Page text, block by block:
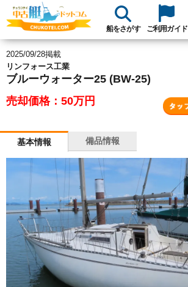
船をさがす ご利用ガイド
2025/09/28掲載
リンフォース工業
ブルーウォーター25 (BW-25)
売却価格：50万円
基本情報 備品情報